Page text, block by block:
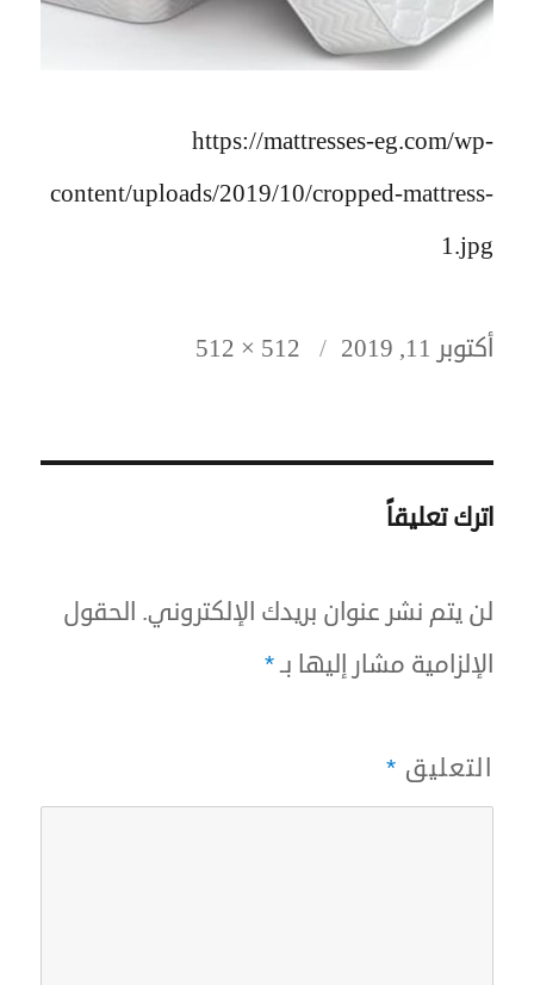
https://mattresses-eg.com/wp-
content/uploads/2019/10/cropped-mattress-
1.jpg
نُشرت
أكتوبر 11, 2019
الحجم
512 × 512
اترك تعليقاً
لن يتم نشر عنوان بريدك الإلكتروني. الحقول
الإلزامية مشار إليها بـ*
التعليق *